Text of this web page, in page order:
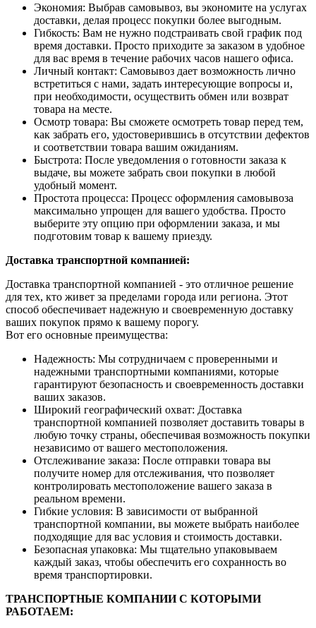
Экономия: Выбрав самовывоз, вы экономите на услугах
доставки, делая процесс покупки более выгодным.
Гибкость: Вам не нужно подстраивать свой график под
время доставки. Просто приходите за заказом в удобное
для вас время в течение рабочих часов нашего офиса.
Личный контакт: Самовывоз дает возможность лично
встретиться с нами, задать интересующие вопросы и,
при необходимости, осуществить обмен или возврат
товара на месте.
Осмотр товара: Вы сможете осмотреть товар перед тем,
как забрать его, удостоверившись в отсутствии дефектов
и соответствии товара вашим ожиданиям.
Быстрота: После уведомления о готовности заказа к
выдаче, вы можете забрать свои покупки в любой
удобный момент.
Простота процесса: Процесс оформления самовывоза
максимально упрощен для вашего удобства. Просто
выберите эту опцию при оформлении заказа, и мы
подготовим товар к вашему приезду.
Доставка транспортной компанией:
Доставка транспортной компанией - это отличное решение
для тех, кто живет за пределами города или региона. Этот
способ обеспечивает надежную и своевременную доставку
ваших покупок прямо к вашему порогу.
Вот его основные преимущества:
Надежность: Мы сотрудничаем с проверенными и
надежными транспортными компаниями, которые
гарантируют безопасность и своевременность доставки
ваших заказов.
Широкий географический охват: Доставка
транспортной компанией позволяет доставить товары в
любую точку страны, обеспечивая возможность покупки
независимо от вашего местоположения.
Отслеживание заказа: После отправки товара вы
получите номер для отслеживания, что позволяет
контролировать местоположение вашего заказа в
реальном времени.
Гибкие условия: В зависимости от выбранной
транспортной компании, вы можете выбрать наиболее
подходящие для вас условия и стоимость доставки.
Безопасная упаковка: Мы тщательно упаковываем
каждый заказ, чтобы обеспечить его сохранность во
время транспортировки.
ТРАНСПОРТНЫЕ КОМПАНИИ С КОТОРЫМИ
РАБОТАЕМ: